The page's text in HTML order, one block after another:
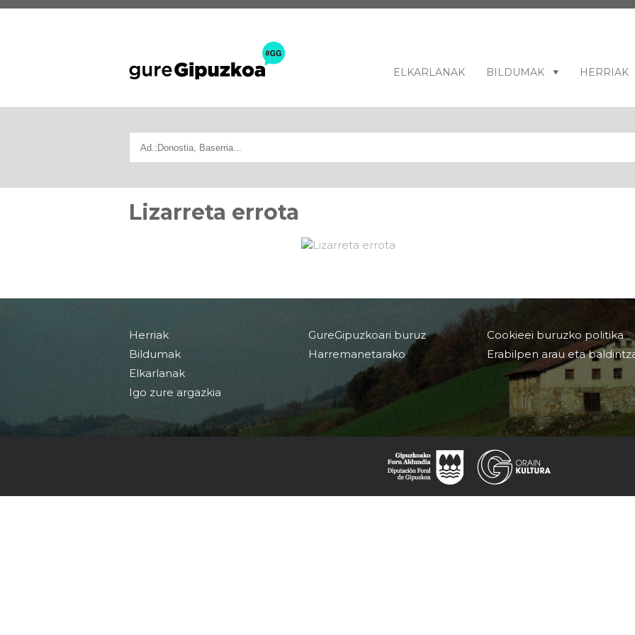
ELKARLANAK BILDUMAK HERRIAK
Lizarreta errota
Herriak
Bildumak
Elkarlanak
Igo zure argazkia
GureGipuzkoari buruz
Harremanetarako
Cookieei buruzko politika
Erabilpen arau eta